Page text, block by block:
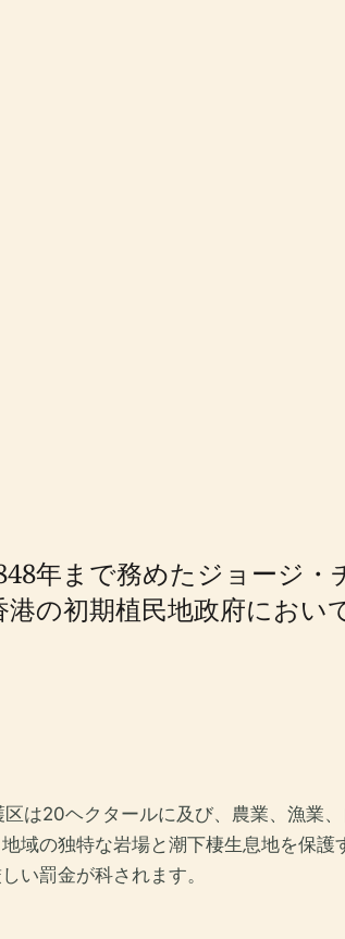
年まで務めたジョージ・
の初期植民地政府におい
は20ヘクタールに及び、農業、漁業
域の独特な岩場と潮下棲生息地を保護
い罰金が科されます。